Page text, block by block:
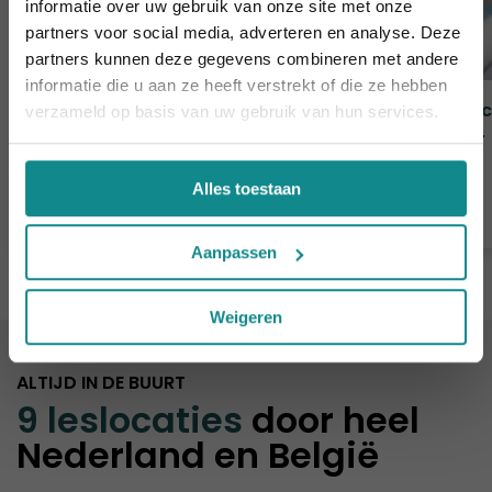
informatie over uw gebruik van onze site met onze
partners voor social media, adverteren en analyse. Deze
partners kunnen deze gegevens combineren met andere
informatie die u aan ze heeft verstrekt of die ze hebben
verzameld op basis van uw gebruik van hun services.
Alles toestaan
Aanpassen
Weigeren
Nagelstyliste Gelnagels basis
Duur
2 dagen
Prijs
v.a. € 269
Duur
Prijs
ALTIJD IN DE BUURT
9 leslocaties door heel
Nederland en België
Laatste week! 10% korting t.e.m. 15 augustus,
daarna eindigt de zomeractie definitief.
Sluiten